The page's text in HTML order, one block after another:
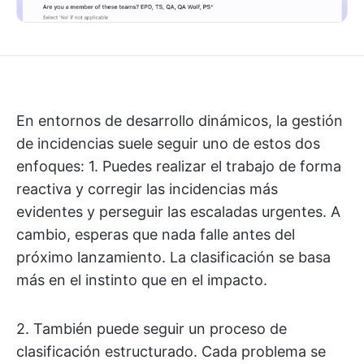
En entornos de desarrollo dinámicos, la gestión
de incidencias suele seguir uno de estos dos
enfoques: 1. Puedes realizar el trabajo de forma
reactiva y corregir las incidencias más
evidentes y perseguir las escaladas urgentes. A
cambio, esperas que nada falle antes del
próximo lanzamiento. La clasificación se basa
más en el instinto que en el impacto.
2. También puede seguir un proceso de
clasificación estructurado. Cada problema se